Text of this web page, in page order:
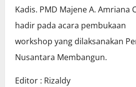
Kadis. PMD Majene A. Amriana
hadir pada acara pembukaan
workshop yang dilaksanakan
Nusantara Membangun.
Editor : Rizaldy